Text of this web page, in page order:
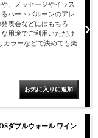
、メッセージやイラス
ハートバルーンのアレ
表会などにはもちろ
用途でご利用いただけ
カラーなどで決めても楽
ダブルウォール ワイン